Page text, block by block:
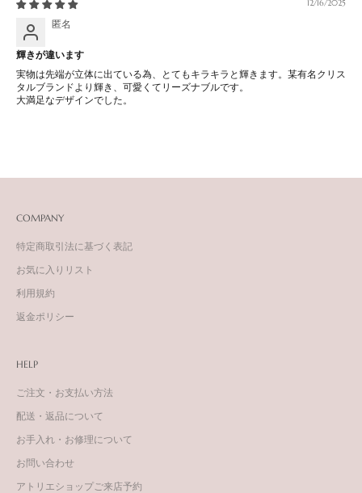
12/16/2025
匿名
輝きが違います
実物は先端が立体に出ている為、とてもキラキラと輝きます。某有名クリス
タルブランドより輝き、可愛くてリーズナブルです。
大満足なデザインでした。
COMPANY
特定商取引法に基づく表記
お気に入りリスト
利用規約
返金ポリシー
HELP
ご注文・お支払い方法
配送・返品について
お手入れ・お修理について
お問い合わせ
アトリエショップご来店予約